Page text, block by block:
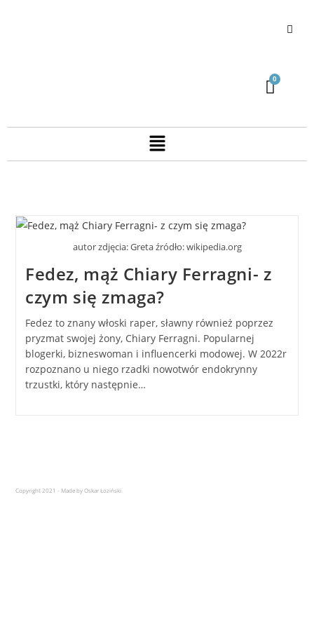
autor zdjęcia: Greta źródło: wikipedia.org
Fedez, mąż Chiary Ferragni- z
czym się zmaga?
Fedez to znany włoski raper, sławny również poprzez
pryzmat swojej żony, Chiary Ferragni. Popularnej
blogerki, bizneswoman i influencerki modowej. W 2022r
rozpoznano u niego rzadki nowotwór endokrynny
trzustki, który następnie…
Copyright 2021 - Made by Oskar Łoziński